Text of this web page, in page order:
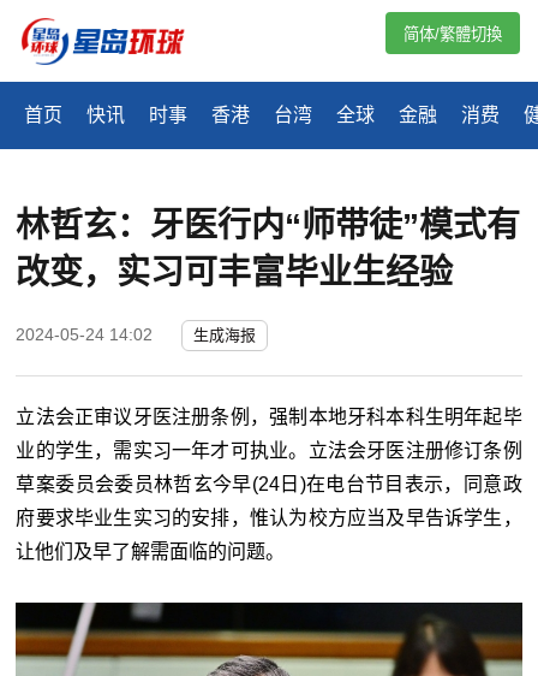
首页 快讯 时事 香港 台湾 全球 金融 消费
简体/繁體切換
林哲玄：牙医行内“师带徒”模式有
改变，实习可丰富毕业生经验
2024-05-24 14:02 生成海报
立法会正审议牙医注册条例，强制本地牙科本科生明年起毕
业的学生，需实习一年才可执业。立法会牙医注册修订条例
草案委员会委员林哲玄今早(24日)在电台节目表示，同意政
府要求毕业生实习的安排，惟认为校方应当及早告诉学生，
让他们及早了解需面临的问题。